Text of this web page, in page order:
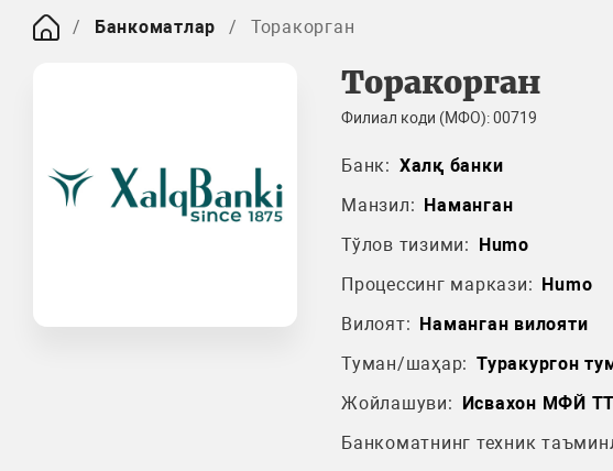
Банкоматлар Торакорган
Торакорган
Филиал коди (МФО): 00719
Банк: Халқ банки
Манзил: Наманган
Тўлов тизими: Humo
Процессинг маркази: Humo
Вилоят: Наманган вилояти
Туман/шаҳар: Туракургон
Жойлашуви: Исвахон МФЙ
Банкоматнинг техник